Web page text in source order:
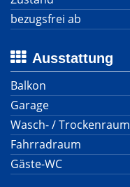
bezugsfrei ab
Ausstattung
Balkon
Garage
Wasch- / Trockenraum
Fahrradraum
Gäste-WC